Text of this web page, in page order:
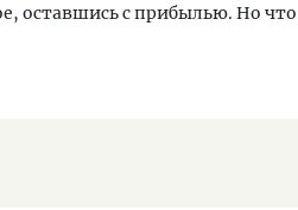
оставшись с прибылью. Но